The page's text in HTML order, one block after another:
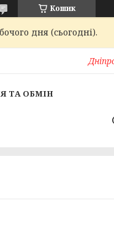
Кошик
дня (сьогодні).
ТА ОБМІН